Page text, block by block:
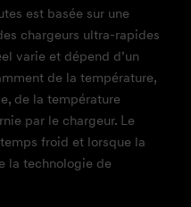
est basée sur une
chargeurs ultra-rapides
varie et dépend d’un
de la température,
de la température
par le chargeur. Le
froid et lorsque la
la technologie de